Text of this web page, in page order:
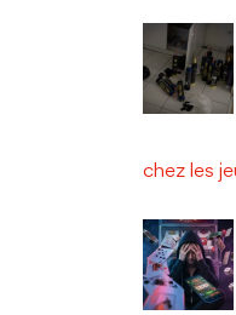
chez les